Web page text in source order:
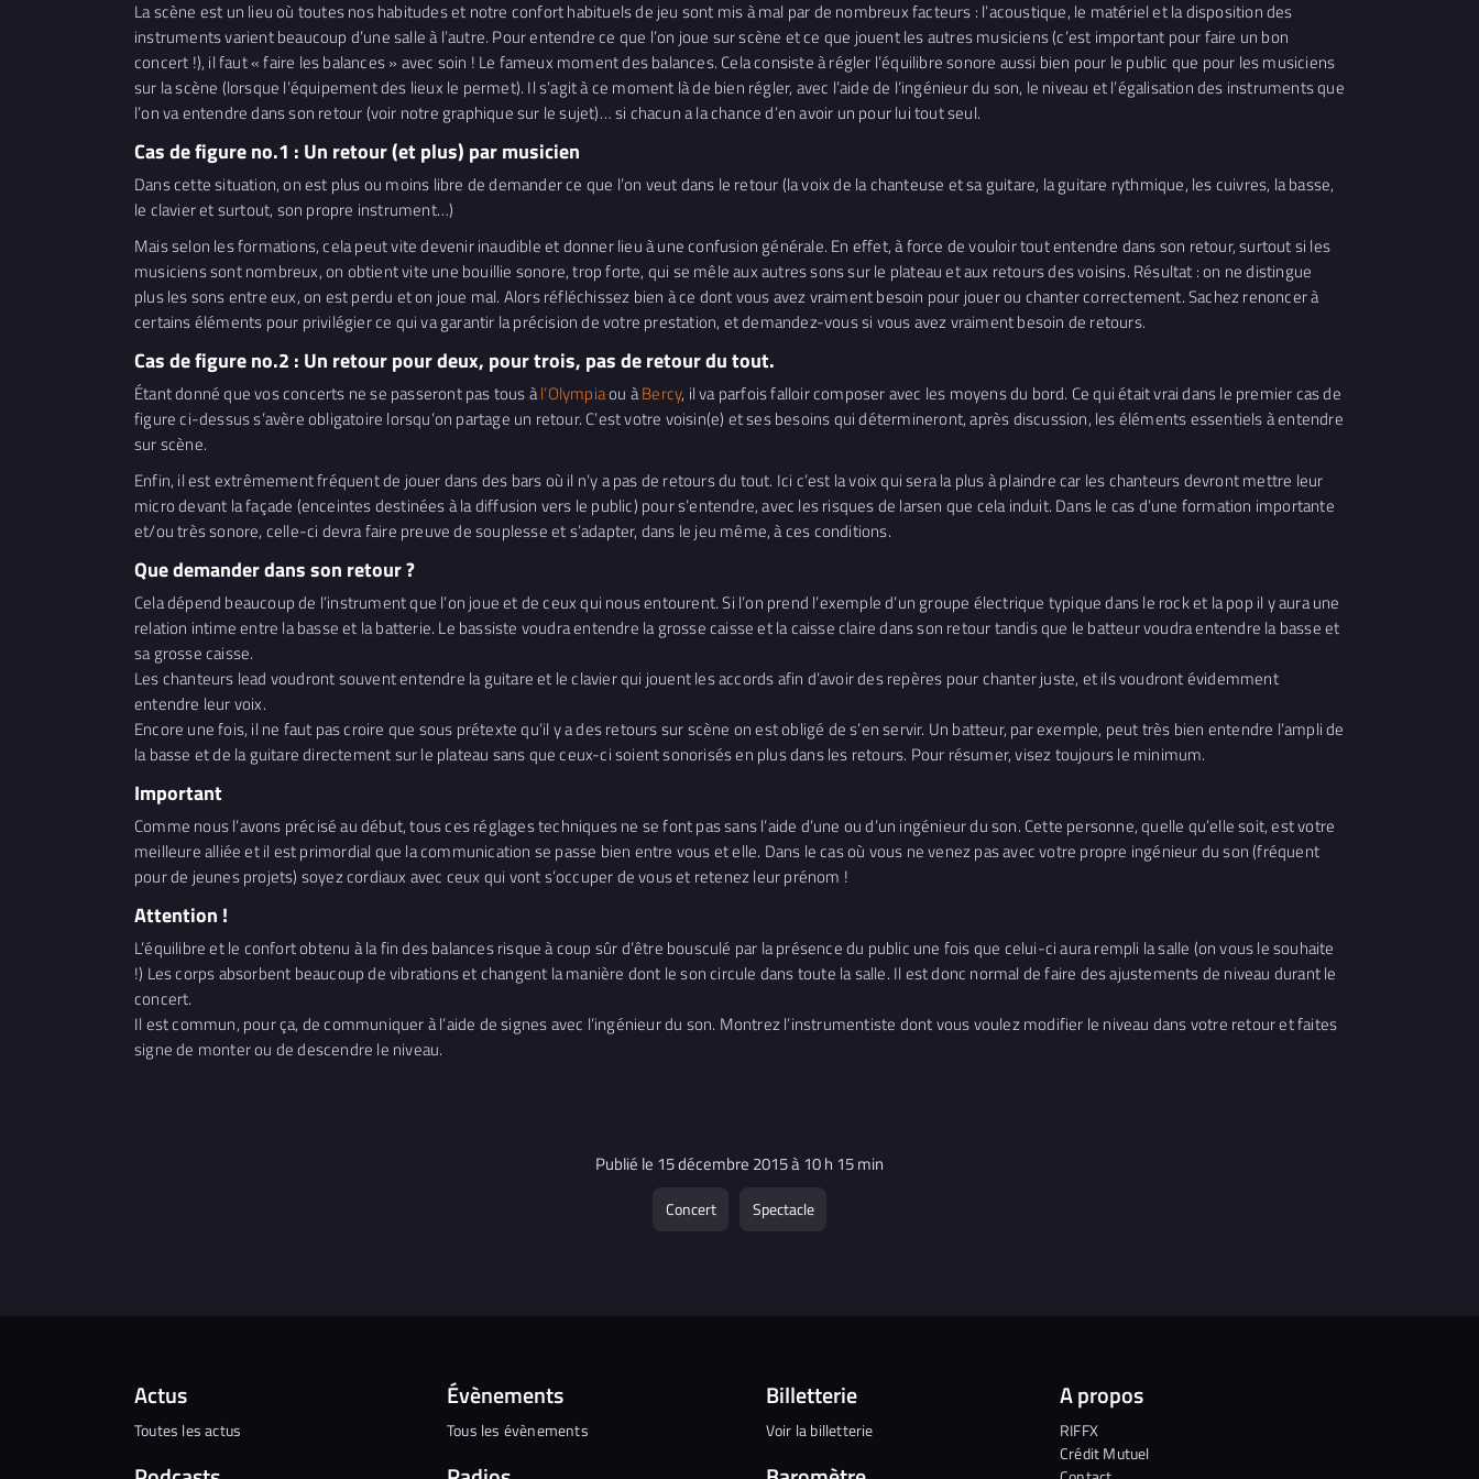
La scène est un lieu où toutes nos habitudes et notre confort habituels de jeu sont mis à mal par de nombreux facteurs : l’acoustique, le matériel et la disposition des
instruments varient beaucoup d’une salle à l’autre. Pour entendre ce que l’on joue sur scène et ce que jouent les autres musiciens (c’est important pour faire un bon
concert !), il faut « faire les balances » avec soin ! Le fameux moment des balances. Cela consiste à régler l’équilibre sonore aussi bien pour le public que pour les musiciens
sur la scène (lorsque l’équipement des lieux le permet). Il s’agit à ce moment là de bien régler, avec l’aide de l’ingénieur du son, le niveau et l’égalisation des instruments que
l’on va entendre dans son retour (voir notre graphique sur le sujet)… si chacun a la chance d’en avoir un pour lui tout seul.
Cas de figure no.1 : Un retour (et plus) par musicien
Dans cette situation, on est plus ou moins libre de demander ce que l’on veut dans le retour (la voix de la chanteuse et sa guitare, la guitare rythmique, les cuivres, la basse,
le clavier et surtout, son propre instrument…)
Mais selon les formations, cela peut vite devenir inaudible et donner lieu à une confusion générale. En effet, à force de vouloir tout entendre dans son retour, surtout si les
musiciens sont nombreux, on obtient vite une bouillie sonore, trop forte, qui se mêle aux autres sons sur le plateau et aux retours des voisins. Résultat : on ne distingue
plus les sons entre eux, on est perdu et on joue mal. Alors réfléchissez bien à ce dont vous avez vraiment besoin pour jouer ou chanter correctement. Sachez renoncer à
certains éléments pour privilégier ce qui va garantir la précision de votre prestation, et demandez-vous si vous avez vraiment besoin de retours.
Cas de figure no.2 : Un retour pour deux, pour trois, pas de retour du tout.
Étant donné que vos concerts ne se passeront pas tous àl’Olympiaou àBercy, il va parfois falloir composer avec les moyens du bord. Ce qui était vrai dans le premier cas de
figure ci-dessus s’avère obligatoire lorsqu’on partage un retour. C’est votre voisin(e) et ses besoins qui détermineront, après discussion, les éléments essentiels à entendre
sur scène.
Enfin, il est extrêmement fréquent de jouer dans des bars où il n’y a pas de retours du tout. Ici c’est la voix qui sera la plus à plaindre car les chanteurs devront mettre leur
micro devant la façade (enceintes destinées à la diffusion vers le public) pour s’entendre, avec les risques de larsen que cela induit. Dans le cas d’une formation importante
et/ou très sonore, celle-ci devra faire preuve de souplesse et s’adapter, dans le jeu même, à ces conditions.
Que demander dans son retour ?
Cela dépend beaucoup de l’instrument que l’on joue et de ceux qui nous entourent. Si l’on prend l’exemple d’un groupe électrique typique dans le rock et la pop il y aura une
relation intime entre la basse et la batterie. Le bassiste voudra entendre la grosse caisse et la caisse claire dans son retour tandis que le batteur voudra entendre la basse et
sa grosse caisse.
Les chanteurs lead voudront souvent entendre la guitare et le clavier qui jouent les accords afin d’avoir des repères pour chanter juste, et ils voudront évidemment
entendre leur voix.
Encore une fois, il ne faut pas croire que sous prétexte qu’il y a des retours sur scène on est obligé de s’en servir. Un batteur, par exemple, peut très bien entendre l’ampli de
la basse et de la guitare directement sur le plateau sans que ceux-ci soient sonorisés en plus dans les retours. Pour résumer, visez toujours le minimum.
Important
Comme nous l’avons précisé au début, tous ces réglages techniques ne se font pas sans l’aide d’une ou d’un ingénieur du son. Cette personne, quelle qu’elle soit, est votre
meilleure alliée et il est primordial que la communication se passe bien entre vous et elle. Dans le cas où vous ne venez pas avec votre propre ingénieur du son (fréquent
pour de jeunes projets) soyez cordiaux avec ceux qui vont s’occuper de vous et retenez leur prénom !
Attention !
L’équilibre et le confort obtenu à la fin des balances risque à coup sûr d’être bousculé par la présence du public une fois que celui-ci aura rempli la salle (on vous le souhaite
!) Les corps absorbent beaucoup de vibrations et changent la manière dont le son circule dans toute la salle. Il est donc normal de faire des ajustements de niveau durant le
concert.
Il est commun, pour ça, de communiquer à l’aide de signes avec l’ingénieur du son. Montrez l’instrumentiste dont vous voulez modifier le niveau dans votre retour et faites
signe de monter ou de descendre le niveau.
Publié le 15 décembre 2015 à 10 h 15 min
Concert Spectacle
Actus
Toutes les actus
Évènements
Tous les évènements
Billetterie
Voir la billetterie
A propos
RIFFX
Crédit Mutuel